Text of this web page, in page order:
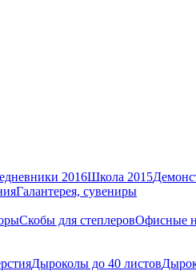
2016Школа 2015
Галантерея, сувениры
Скобы для степлеровОфисные
Дыроколы до 40 листов